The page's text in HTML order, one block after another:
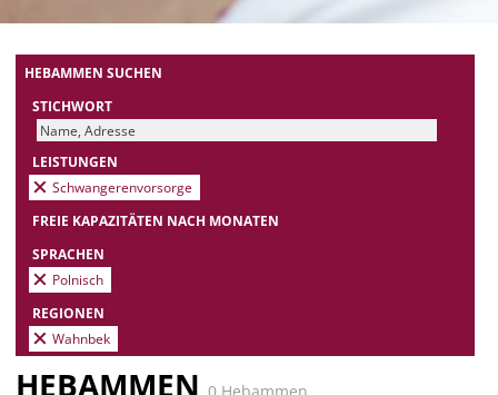
HEBAMMEN SUCHEN
STICHWORT
LEISTUNGEN
Schwangerenvorsorge
FREIE KAPAZITÄTEN NACH MONATEN
SPRACHEN
Polnisch
REGIONEN
Wahnbek
HEBAMMEN